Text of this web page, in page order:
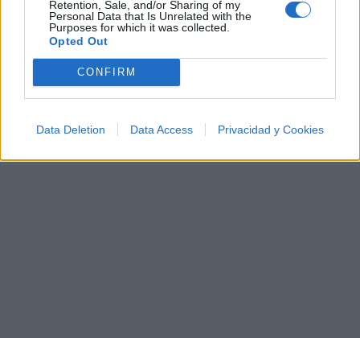
Retention, Sale, and/or Sharing of my
Personal Data that Is Unrelated with the
Purposes for which it was collected.
Opted Out
CONFIRM
Data Deletion Data Access Privacidad y Cookies
¿Apoyar a Bacilos?